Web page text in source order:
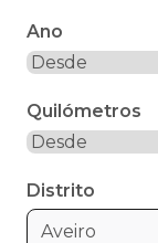
Ano
Quilómetros
Distrito
Aveiro